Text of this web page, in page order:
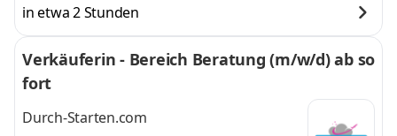
in etwa 2 Stunden
Verkäuferin - Bereich Beratung (m/w/d) ab so
fort
Durch-Starten.com